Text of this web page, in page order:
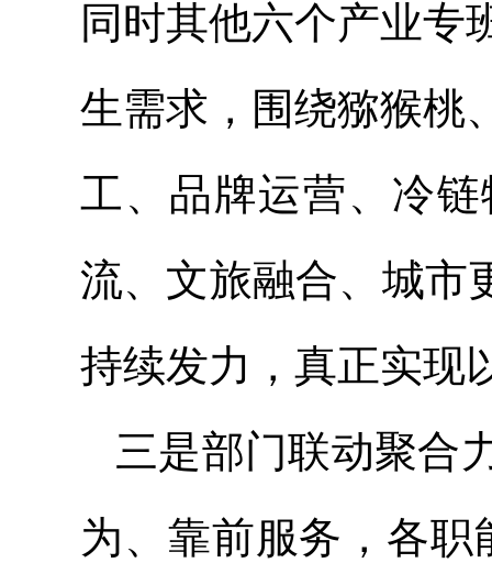
同时其他六个产业专
生需求，围绕猕猴桃
工、品牌运营、冷
流、文旅融合、城市
持续发力，真正实现
三是部门联动聚合
为、靠前服务，各